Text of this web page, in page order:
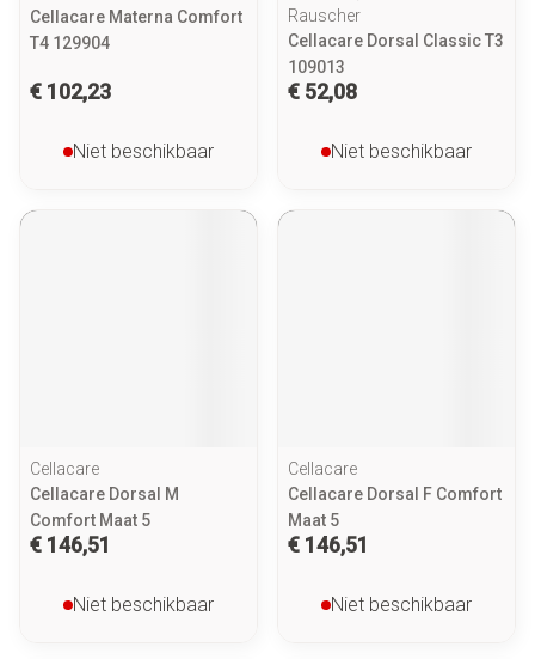
Cellacare Materna Comfort
T4 129904
€ 102,23
Niet beschikbaar
Rauscher
Cellacare Dorsal Classic T3
109013
€ 52,08
Niet beschikbaar
Cellacare
Cellacare Dorsal M
Comfort Maat 5
€ 146,51
Niet beschikbaar
Cellacare
Cellacare Dorsal F Comfort
Maat 5
€ 146,51
Niet beschikbaar